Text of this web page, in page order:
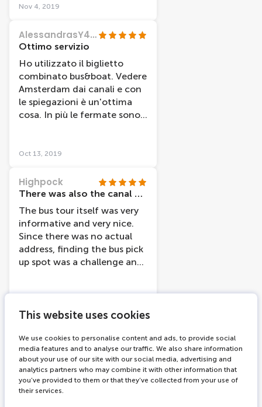
This website uses cookies
We use cookies to personalise content and ads, to provide social
media features and to analyse our traffic. We also share information
about your use of our site with our social media, advertising and
analytics partners who may combine it with other information that
you’ve provided to them or that they’ve collected from your use of
their services.
mentre gli altri stop non
compenso il giro è stato
piacevole. Il giro in bus è
piuttosto inutile in quanto
gira fuori Amsterdam (Le vie
del centro sono
impercorribili dai bus) quindi
consiglio di non includerlo.
Nov 4, 2019
AlessandrasY4511XB
Ottimo servizio
Ho utilizzato il biglietto
combinato bus&boat. Vedere
Amsterdam dai canali e con
le spiegazioni è un'ottima
cosa. In più le fermate sono
app gratuita che funziona
reale dove si trovano
autobus e barche e itenpi di
attesa. Davvero ottimo
servizio
Oct 13, 2019
Highpock
There was also the canal cruise and even though the information was similar we did enjoy the ride and the sites
The bus tour itself was very
informative and very nice.
Since there was no actual
address, finding the bus pick
up spot was a challenge and
Great tours but need better information
I highly recommend both
the Hop On-Hop Off bus and
boat tours. You can save a lot
by purchasing a combined